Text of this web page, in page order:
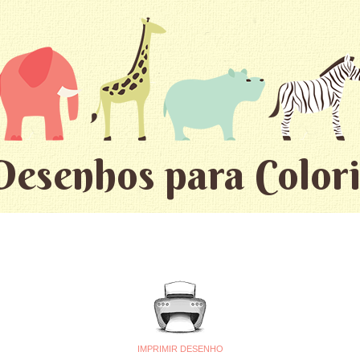
para
IMPRIMIR DESENHO